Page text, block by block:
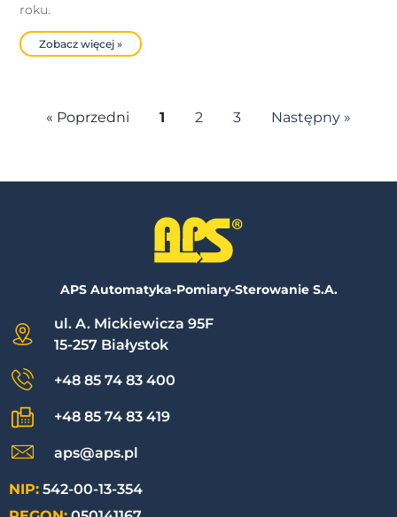
roku.
Zobacz więcej »
« Poprzedni 1 2 3 Następny »
APS Automatyka-Pomiary-Sterowanie S.A.
ul. A. Mickiewicza 95F
15-257 Białystok
+48 85 74 83 400
+48 85 74 83 419
aps@aps.pl
NIP: 542-00-13-354